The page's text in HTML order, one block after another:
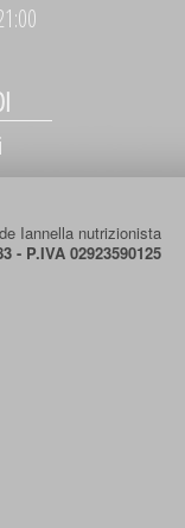
Iannella nutrizionista
- P.IVA 02923590125